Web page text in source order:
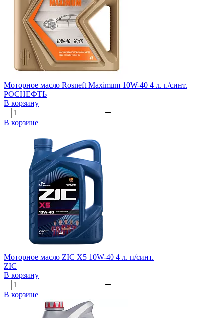
Моторное масло Rosneft Maximum 10W-40 4 л. п/синт.
РОСНЕФТЬ
В корзину
В корзине
Моторное масло ZIC X5 10W-40 4 л. п/синт.
ZIC
В корзину
В корзине